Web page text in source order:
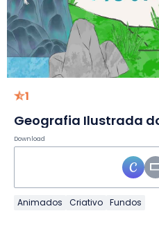
1
Download
Animados Criativo Fundos